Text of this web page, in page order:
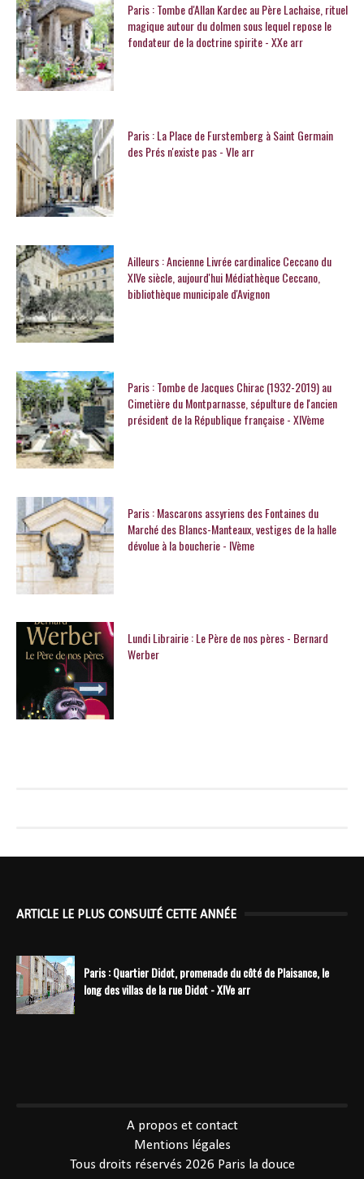
Paris : Tombe d'Allan Kardec au Père Lachaise, rituel
magique autour du dolmen sous lequel repose le
fondateur de la doctrine spirite - XXe arr
Paris : La Place de Furstemberg à Saint Germain
des Prés n'existe pas - VIe arr
Ailleurs : Ancienne Livrée cardinalice Ceccano du
XIVe siècle, aujourd'hui Médiathèque Ceccano,
bibliothèque municipale d'Avignon
Paris : Tombe de Jacques Chirac (1932-2019) au
Cimetière du Montparnasse, sépulture de l'ancien
président de la République française - XIVème
Paris : Mascarons assyriens des Fontaines du
Marché des Blancs-Manteaux, vestiges de la halle
dévolue à la boucherie - IVème
Lundi Librairie : Le Père de nos pères - Bernard
Werber
ARTICLE LE PLUS CONSULTÉ CETTE ANNÉE
Paris : Quartier Didot, promenade du côté de Plaisance, le
long des villas de la rue Didot - XIVe arr
A propos et contact
Mentions légales
Tous droits réservés 2026 Paris la douce